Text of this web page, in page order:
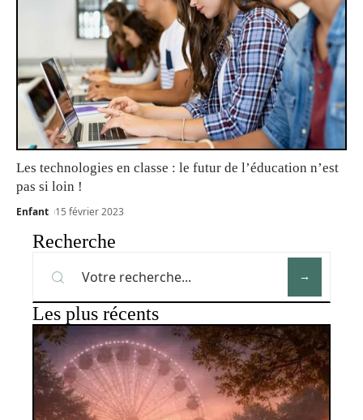
Les technologies en classe : le futur de l’éducation n’est
pas si loin !
Enfant 15 février 2023
Recherche
Les plus récents